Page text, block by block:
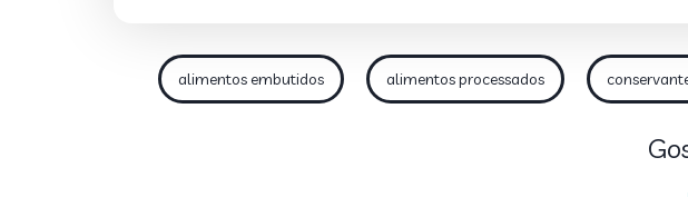
alimentos embutidos alimentos processados